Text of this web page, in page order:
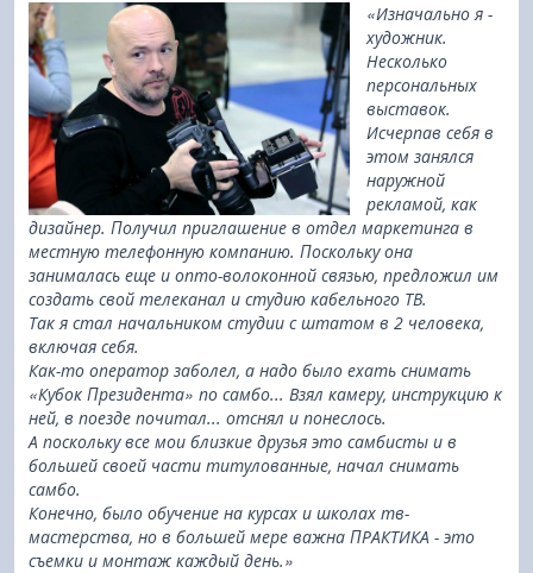
«Изначально я -
художник.
Несколько
персональных
выставок.
Исчерпав себя в
этом занялся
наружной
рекламой, как
дизайнер. Получил приглашение в отдел маркетинга в
местную телефонную компанию. Поскольку она
занималась еще и опто-волоконной связью, предложил им
создать свой телеканал и студию кабельного ТВ.
Так я стал начальником студии с штатом в 2 человека,
включая себя.
Как-то оператор заболел, а надо было ехать снимать
«Кубок Президента» по самбо... Взял камеру, инструкцию к
ней, в поезде почитал... отснял и понеслось.
А поскольку все мои близкие друзья это самбисты и в
большей своей части титулованные, начал снимать
самбо.
Конечно, было обучение на курсах и школах тв-
мастерства, но в большей мере важна ПРАКТИКА - это
съемки и монтаж каждый день.»